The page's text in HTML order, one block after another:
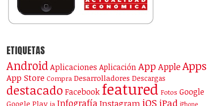
ETIQUETAS
Android Aplicaciones Aplicación App AppleApps
App Store Compra Desarrolladores Descargas
destacado Facebook featured Fotos Google
Google Play ia Infografía Instagram iOS iPad iPhone